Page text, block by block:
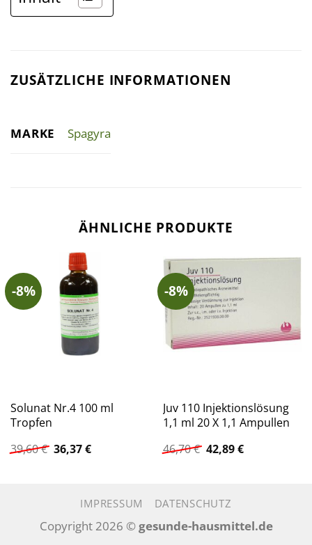
ZUSÄTZLICHE INFORMATIONEN
MARKE Spagyra
ÄHNLICHE PRODUKTE
-8%
Solunat Nr.4 100 ml
Tropfen
39,60€ Ursprünglicher
Preis
36,37€Aktueller
-8%
Juv 110 Injektionslösung
1,1 ml 20 X 1,1 Ampullen
46,70€ Ursprünglicher
Preis
42,89€Aktueller
IMPRESSUM DATENSCHUTZ
Copyright 2026 © gesunde-hausmittel.de